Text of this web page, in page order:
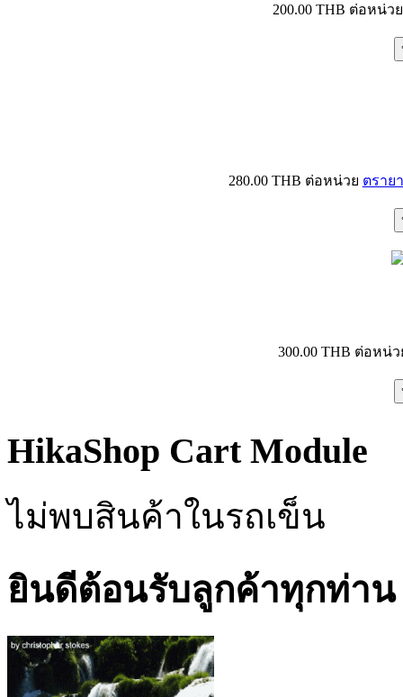
200.00 THB ต่อหน่วย
280.00 THB ต่อหน่วย ตราย
300.00 THB ต่อหน่ว
HikaShop Cart Module
ไม่พบสินค้าในรถเข็น
ยินดีต้อนรับลูกค้าทุกท่าน